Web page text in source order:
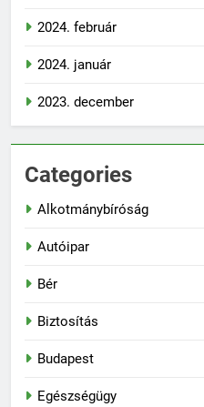
2024. február
2024. január
2023. december
Categories
Alkotmánybíróság
Autóipar
Bér
Biztosítás
Budapest
Egészségügy